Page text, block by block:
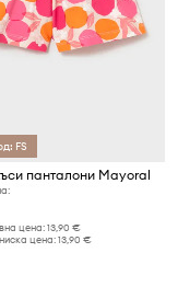
FS
панталони Mayoral
цена:13,90 €
цена:13,90 €